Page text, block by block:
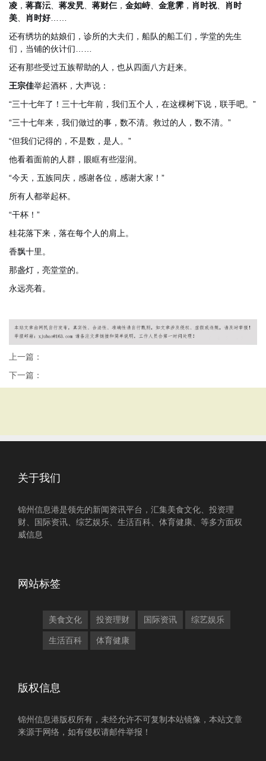
凌 ， 蒋喜沄、 蒋发旯 蒋财仨 ， 金如峙、 金意霁 ， 肖时祝、 肖时
美
肖时好……
还有绣坊的姑娘们，诊所的大夫们，船队的船工们，学堂的先生
们，当铺的伙计们……
还有那些受过五族帮助的人，也从四面八方赶来。
王宗佳举起酒杯，大声说：
“三十七年了！三十七年前，我们五个人，在这棵树下说，联手吧。”
“三十七年来，我们做过的事，数不清。救过的人，数不清。”
“但我们记得的，不是数，是人。”
他看着面前的人群，眼眶有些湿润。
“今天，五族同庆，感谢各位，感谢大家！”
所有人都举起杯。
“干杯！”
桂花落下来，落在每个人的肩上。
香飘十里。
那盏灯，亮堂堂的。
永远亮着。
上一篇：
下一篇：
关于我们
锦州信息港是领先的新闻资讯平台，汇集美食文化、投资理
财、国际资讯、综艺娱乐、生活百科、体育健康、等多方面权
威信息
网站标签
美食文化 投资理财 国际资讯 综艺娱乐
生活百科 体育健康
版权信息
锦州信息港版权所有，未经允许不可复制本站镜像，本站文章
来源于网络，如有侵权请邮件举报！